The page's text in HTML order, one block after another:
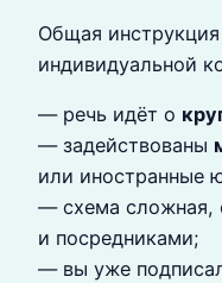
Общая инструкция
индивидуальной
— речь идёт о
— задействованы
или иностранные
— схема сложная,
и посредниками;
— вы уже